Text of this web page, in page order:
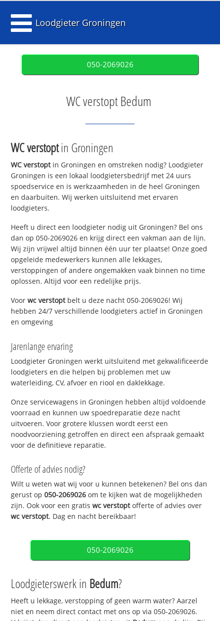
Loodgieter Groningen
050-2069026
WC verstopt Bedum
WC verstoptin Groningen
WC verstoptin Groningen en omstreken nodig? Loodgieter
Groningen is een lokaal loodgietersbedrijf met 24 uurs
spoedservice en is werkzaamheden in de heel Groningen
en daarbuiten. Wij werken uitsluitend met ervaren
loodgieters.
Heeft u direct een loodgieter nodig uit Groningen? Bel ons
dan op 050-2069026 en krijg direct een vakman aan de lijn.
Wij zijn vrijwel altijd binnen één uur ter plaatse! Onze goed
opgeleide medewerkers kunnen alle lekkages,
verstoppingen of andere ongemakken vaak binnen no time
oplossen. Altijd voor een redelijke prijs.
Voorwc verstoptbelt u deze nacht 050-2069026! Wij
hebben 24/7 verschillende loodgieters actief in Groningen
en omgeving
Jarenlange ervaring
Loodgieter Groningen werkt uitsluitend met gekwalificeerde
loodgieters en die helpen bij problemen met uw
waterleiding, CV, afvoer en riool en daklekkage.
Onze servicewagens in Groningen hebben altijd voldoende
voorraad en kunnen uw spoedreparatie deze nacht
uitvoeren. Voor grotere klussen wordt eerst een
noodvoorziening getroffen en direct een afspraak gemaakt
voor de definitieve reparatie.
Offerte of advies nodig?
Wilt u weten wat wij voor u kunnen betekenen? Bel ons dan
gerust op050-2069026 om te kijken wat de mogelijkheden
zijn. Ook voor een gratiswc verstoptofferte of advies over
wc verstopt. Dag en nacht bereikbaar!
050-2069026
Loodgieterswerk in Bedum?
Heeft u lekkage, verstopping of geen warm water? Aarzel
niet en neem direct contact met ons op via 050-2069026.